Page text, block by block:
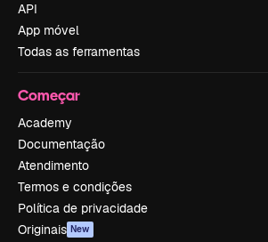
API
App móvel
Todas as ferramentas
Começar
Academy
Documentação
Atendimento
Termos e condições
Política de privacidade
Originais New